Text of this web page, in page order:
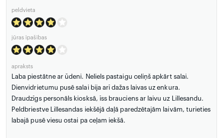
peldvieta
jūras īpašības
apraksts
Laba piestātne ar ūdeni. Neliels pastaigu celiņš apkārt salai.
Dienvidrietumu pusē salai bija arī dažas laivas uz enkura.
Draudzīgs personāls kiosksā, īss brauciens ar laivu uz Lillesandu.
Peldbriestve Lillesandas iekšējā daļā paredzētajām laivām, turieties
labajā pusē viesu ostai pa ceļam iekšā.